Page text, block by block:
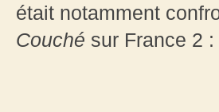
était notamment
Couché sur France 2 :